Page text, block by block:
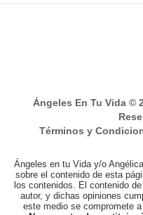
Ángeles En Tu Vida ©
Términos y
Ángeles en tu Vida y/o
sobre el contenido de esta
los contenidos. El contenido
autor, y dichas opiniones
este medio se compromete